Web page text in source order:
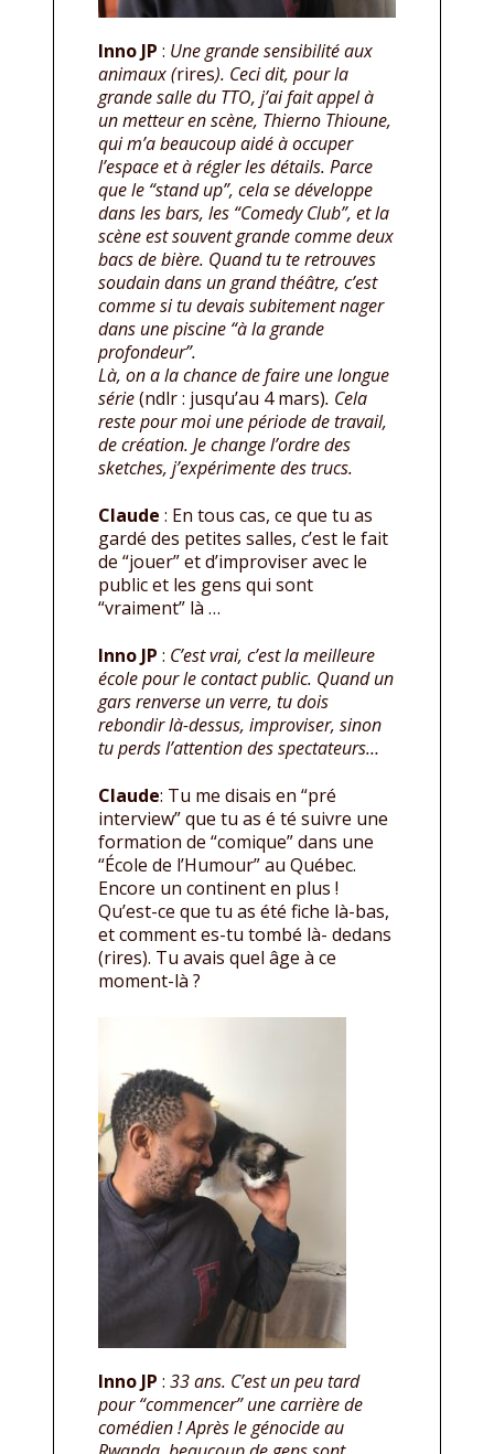
Inno JP : Une grande sensibilité aux
animaux (rires). Ceci dit, pour la
grande salle du TTO, j’ai fait appel à
un metteur en scène, Thierno Thioune,
qui m’a beaucoup aidé à occuper
l’espace et à régler les détails. Parce
que le “stand up”, cela se développe
dans les bars, les “Comedy Club”, et la
scène est souvent grande comme deux
bacs de bière. Quand tu te retrouves
soudain dans un grand théâtre, c’est
comme si tu devais subitement nager
dans une piscine “à la grande
profondeur”.
Là, on a la chance de faire une longue
série(ndlr : jusqu’au 4 mars). Cela
reste pour moi une période de travail,
de création. Je change l’ordre des
sketches, j’expérimente des trucs.
Claude : En tous cas, ce que tu as
gardé des petites salles, c’est le fait
de “jouer” et d’improviser avec le
public et les gens qui sont
“vraiment” là …
Inno JP : C’est vrai, c’est la meilleure
école pour le contact public. Quand un
gars renverse un verre, tu dois
rebondir là-dessus, improviser, sinon
tu perds l’attention des spectateurs…
Claude: Tu me disais en “pré
interview” que tu as é té suivre une
formation de “comique” dans une
“École de l’Humour” au Québec.
Encore un continent en plus !
Qu’est-ce que tu as été fiche là-bas,
et comment es-tu tombé là- dedans
(rires). Tu avais quel âge à ce
moment-là ?
Inno JP : 33 ans. C’est un peu tard
pour “commencer” une carrière de
comédien ! Après le génocide au